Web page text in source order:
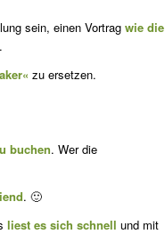
sein, einen Vortrag wie die
zu ersetzen.
buchen. Wer die
. 🙂
liest es sich schnell und mit